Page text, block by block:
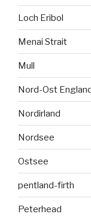
Loch Eribol
Menai Strait
Mull
Nord-Ost
Nordirland
Nordsee
Ostsee
pentland-firth
Peterhead